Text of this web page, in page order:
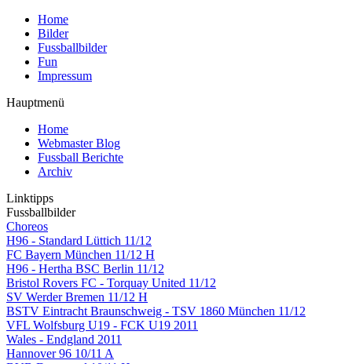
Home
Bilder
Fussballbilder
Fun
Impressum
Hauptmenü
Home
Webmaster Blog
Fussball Berichte
Archiv
Linktipps
Fussballbilder
Choreos
H96 - Standard Lüttich 11/12
FC Bayern München 11/12 H
H96 - Hertha BSC Berlin 11/12
Bristol Rovers FC - Torquay United 11/12
SV Werder Bremen 11/12 H
BSTV Eintracht Braunschweig - TSV 1860 München 11/12
VFL Wolfsburg U19 - FCK U19 2011
Wales - Endgland 2011
Hannover 96 10/11 A